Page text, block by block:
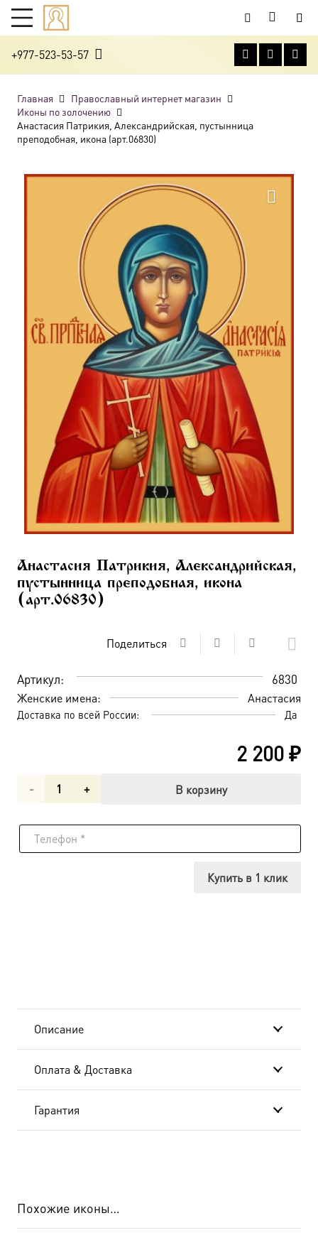
+977-523-53-57
Главная
Православный интернет магазин
Иконы по золочению
Анастасия Патрикия, Александрийская, пустынница
преподобная, икона (арт.06830)
Анастасия Патрикия, Александрийская,
пустынница преподобная, икона
(арт.06830)
Поделиться
Артикул: 6830
Женские имена: Анастасия
Доставка по всей России: Да
2 200₽
Количество
Анастасия
В корзину
Купить в 1 клик
Описание
Оплата & Доставка
Гарантия
Похожие иконы…